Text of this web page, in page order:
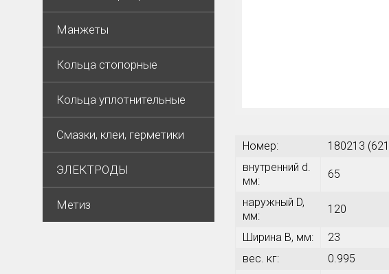
Манжеты
Кольца стопорные
Кольца уплотнительные
Смазки, клеи, герметики
ЭЛЕКТРОДЫ
Метиз
Номер:
180213
внутренний d.
мм:
65
наружный D,
мм:
120
Ширина В, мм:
23
вес. кг:
0.995